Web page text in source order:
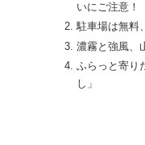
いにご注意！
駐車場は無料
濃霧と強風、
ふらっと寄り
し」